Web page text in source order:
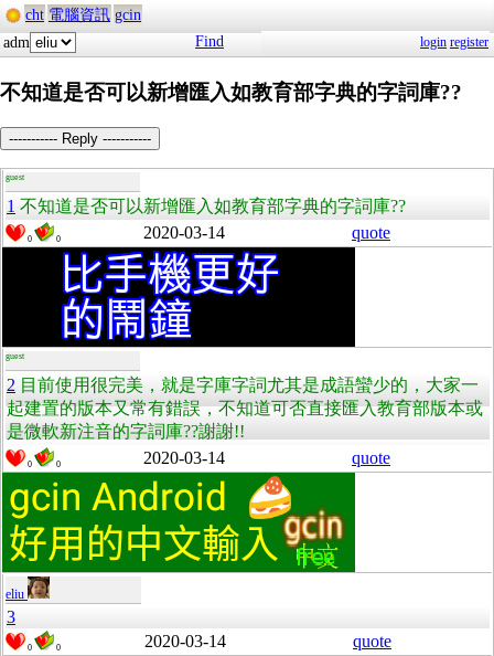
cht 電腦資訊 gcin
adm
Find login register
不知道是否可以新增匯入如教育部字典的字詞庫??
----------- Reply -----------
guest
1 不知道是否可以新增匯入如教育部字典的字詞庫??
0 0 2020-03-14 quote
guest
2 目前使用很完美，就是字庫字詞尤其是成語蠻少的，大家一
起建置的版本又常有錯誤，不知道可否直接匯入教育部版本或
是微軟新注音的字詞庫??謝謝!!
0 0 2020-03-14 quote
eliu
3
0 0 2020-03-14 quote